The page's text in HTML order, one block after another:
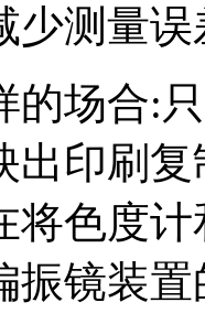
少测量误
的场合:
出印刷
将色度
振镜装